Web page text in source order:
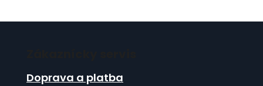
Doprava a platba